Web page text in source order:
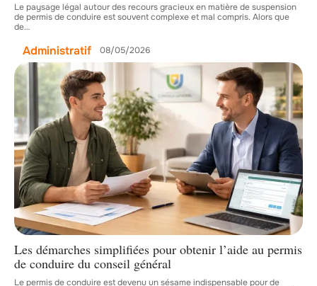
Le paysage légal autour des recours gracieux en matière de suspension
de permis de conduire est souvent complexe et mal compris. Alors que
de…
Administratif 08/05/2026
Les démarches simplifiées pour obtenir l’aide au permis
de conduire du conseil général
Le permis de conduire est devenu un sésame indispensable pour de